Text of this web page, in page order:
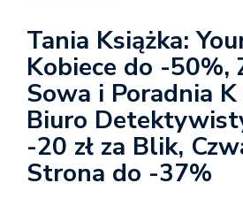
Tania Książka:
Kobiece do -50%,
Sowa i Poradnia
Biuro
-20 zł za Blik,
Strona do -37%